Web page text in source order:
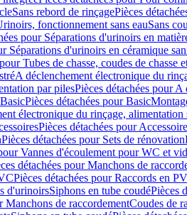
Sans rebord de rinçagePièces
fonctionnement sans eauSans
pour Séparations d'urinoirs en
Séparations d'urinoirs en céramique
Tubes de chasse, coudes de chasse
A déclenchement électronique du
par pilesPièces détachées pour
BasicPièces détachées pour Basic
électronique du rinçage, alimentation
Pièces détachées pour
Pièces détachées pour Sets de rénovation
Vannes d'écoulement pour WC et
détachées pour Manchons de
Pièces détachées pour Raccords en
d'urinoirsSiphons en tube coudéPièces
Manchons de raccordementCoudes de